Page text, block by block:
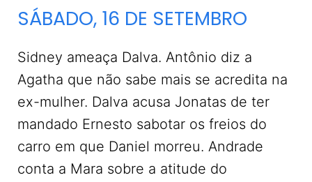
SÁBADO, 16 DE SETEMBRO
Sidney ameaça Dalva. Antônio diz a
Agatha que não sabe mais se acredita na
ex-mulher. Dalva acusa Jonatas de ter
mandado Ernesto sabotar os freios do
carro em que Daniel morreu. Andrade
conta a Mara sobre a atitude do